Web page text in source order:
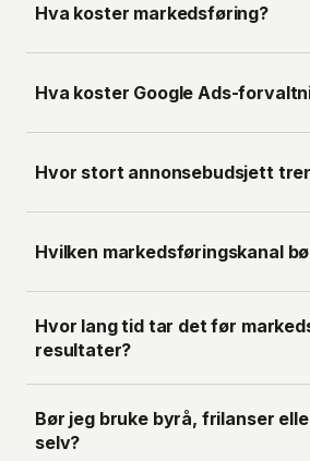
Hva koster markedsføring?
Hva koster Google Ads-
Hvor stort annonsebudsjett
Hvilken markedsføringskanal
Hvor lang tid tar det før
resultater?
Bør jeg bruke byrå, frilanser
selv?